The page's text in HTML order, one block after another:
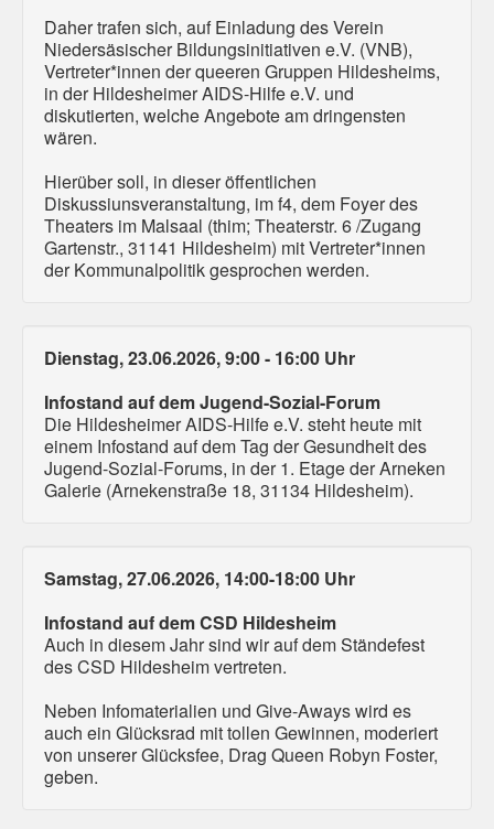
Daher trafen sich, auf Einladung des Verein
Niedersäsischer Bildungsinitiativen e.V. (VNB),
Vertreter*innen der queeren Gruppen Hildesheims,
in der Hildesheimer AIDS-Hilfe e.V. und
diskutierten, welche Angebote am dringensten
wären.
Hierüber soll, in dieser öffentlichen
Diskussiunsveranstaltung, im f4, dem Foyer des
Theaters im Malsaal (thim; Theaterstr. 6 /Zugang
Gartenstr., 31141 Hildesheim) mit Vertreter*innen
der Kommunalpolitik gesprochen werden.
Dienstag, 23.06.2026, 9:00 - 16:00 Uhr
Infostand auf dem Jugend-Sozial-Forum
Die Hildesheimer AIDS-Hilfe e.V. steht heute mit
einem Infostand auf dem Tag der Gesundheit des
Jugend-Sozial-Forums, in der 1. Etage der Arneken
Galerie (Arnekenstraße 18, 31134 Hildesheim).
Samstag, 27.06.2026, 14:00-18:00 Uhr
Infostand auf dem CSD Hildesheim
Auch in diesem Jahr sind wir auf dem Ständefest
des CSD Hildesheim vertreten.
Neben Infomaterialien und Give-Aways wird es
auch ein Glücksrad mit tollen Gewinnen, moderiert
von unserer Glücksfee, Drag Queen Robyn Foster,
geben.